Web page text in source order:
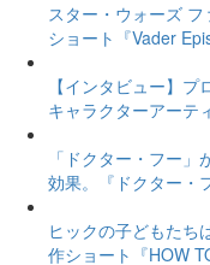
スター・ウォーズ フ
ショート『Vader
【インタビュー】
キャラクターアーテ
「ドクター・フー
効果。『ドクター・
ヒックの子どもたち
作ショート『HOW